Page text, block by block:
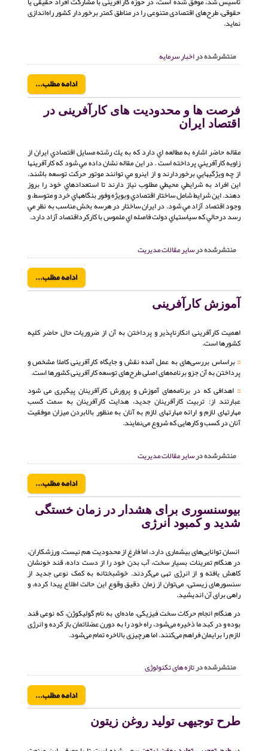
حقوقی، طرح‌های اقتصادی متنوعی را در مناطق کمتر برخوردار کشور راه‌اندازی
نماید.
منتشرشده دراخبار سرمایه
ادامه مطلب...
فرصت ها و محدودیت های کارآفرینی در
اقتصاد ایران
مقاله حاضر اشاره به مطالعه اي دارد كه به يك رشته مسايل اقتصادي ايران از
زاويه كارآفريني پرداخته است . در اين مقاله نشان داده مي شود كه كارآفرينها
از چه ويژگيهايي برخوردارند و از اينرو مي توانند موتور حركت توسعه باشند.
اين افراد به شرايطي محيطي مطلوب نياز دارند تا استعدادهاي خود را بروز
دهند. اين شرايط شامل ساختار اقتصادي وبويژه وفور بنگاههاي خرد و متوسط، و
وجود اقتصاد آزاد مي شود. در ايران ساختار در هرسه بخش مناسب به نظر مي
رسد درحالي كه سياستهاي دولت فاصله اي ملموس با كاركرداقتصاد آزاد دارد.
منتشرشده درسایر مقالات مدیریت
ادامه مطلب...
آموزش کارآفرینی
اهمیت کارآفرینی انکارناپذیر و پرداختن به آن از ضروریات حال حاضر کلیه
کشورها است.
::براساس بررسی‌های به عمل آمده نقش و جایگاه کارآفرینی کاملا مشخص و
پرداختن به آن جزو برنامه‌های اصلی طرح‌های توسعه کارآفرینی کشورها است.
:: اهدافی که در برنامه‌های آموزش و پرورش کارآفرینان پیگیری می شود
عبارتند از: تربیت کارآفرینان جدید، هدایت کارآفرینان به سمت کسب
مهارتهای لازم و ارائه مهارتهای لازم به آنان به منظور بالابردن میزان موفقیت
آنان در کسب و کارهایی که شروع می‌نمایند.
منتشرشده درسایر مقالات مدیریت
ادامه مطلب...
بیوسنسوری برای هشدار در زمان خستگی
شدید و کمبود انرژی
انسان توانایی‌های بیشماری دارد، اما فارغ از محدودیت هم نیست. ورزشکاران،
در هنگام تمرینات بسیار سخت، آب بدن خود را از دست داده، قند خونشان
کاهش یافته و از انرژی تهی می‌گردند. خوشبختانه به کمک نوعی جدید از
سنسورهای زیستی، می‌توان از زمان دقیق وقوع این حالت اطلاع پیدا کرده، و
راهی برای آن اندیشید.
در هنگام انجام حرکات سخت فیزیکی، ماده‌ای به نام گولیکوژن، که نوعی قند
بوده و در کبد ما ذخیره می‌شود، راه خود را به دورن عضلاتمان باز کرده و انرژی
لازم را برایمان فراهم می‌کنند. اما هرچیزی بالاخره تمام می‌شود.
منتشرشده درتازه های تکنولوژی
ادامه مطلب...
طرح توجیهی تولید روغن زیتون